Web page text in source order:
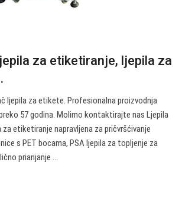
za etiketiranje, ljepila za
ljepila za etikete. Profesionalna proizvodnja
57 godina. Molimo kontaktirajte nas Ljepila
etiketiranje napravljena za pričvršćivanje
s PET bocama, PSA ljepila za topljenje za
prianjanje ...